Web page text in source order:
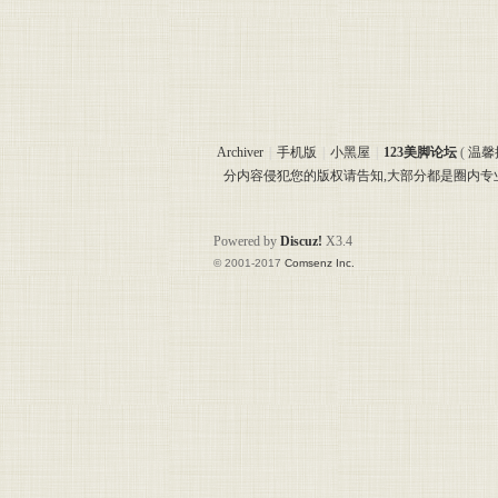
Archiver 手机版 小黑屋 123美脚论坛 ( 温馨
分内容侵犯您的版权请告知,大部分都是圈内
Powered by Discuz! X3.4
© 2001-2017 Comsenz Inc.